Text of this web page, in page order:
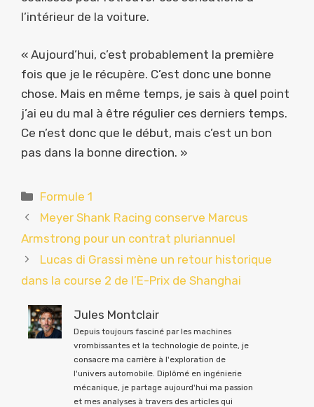
l’intérieur de la voiture.
« Aujourd’hui, c’est probablement la première
fois que je le récupère. C’est donc une bonne
chose. Mais en même temps, je sais à quel point
j’ai eu du mal à être régulier ces derniers temps.
Ce n’est donc que le début, mais c’est un bon
pas dans la bonne direction. »
Catégories
Formule 1
Meyer Shank Racing conserve Marcus
Armstrong pour un contrat pluriannuel
Lucas di Grassi mène un retour historique
dans la course 2 de l’E-Prix de Shanghai
Jules Montclair
Depuis toujours fasciné par les machines
vrombissantes et la technologie de pointe, je
consacre ma carrière à l'exploration de
l'univers automobile. Diplômé en ingénierie
mécanique, je partage aujourd'hui ma passion
et mes analyses à travers des articles qui